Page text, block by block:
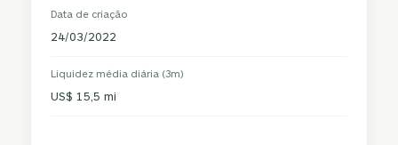
Data de criação
24/03/2022
Liquidez média diária (3m)
US$ 15,5 mi